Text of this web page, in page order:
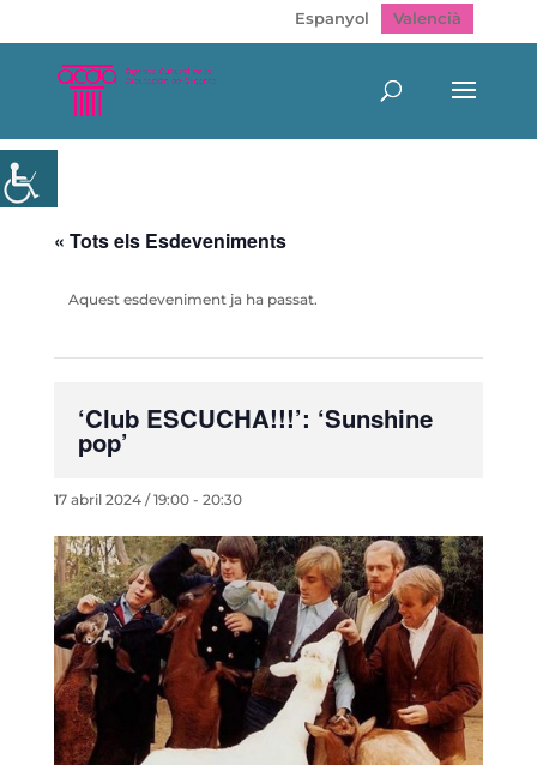
Espanyol Valencià
« Tots els Esdeveniments
Aquest esdeveniment ja ha passat.
‘Club ESCUCHA!!!’: ‘Sunshine
pop’
17 abril 2024 / 19:00- 20:30